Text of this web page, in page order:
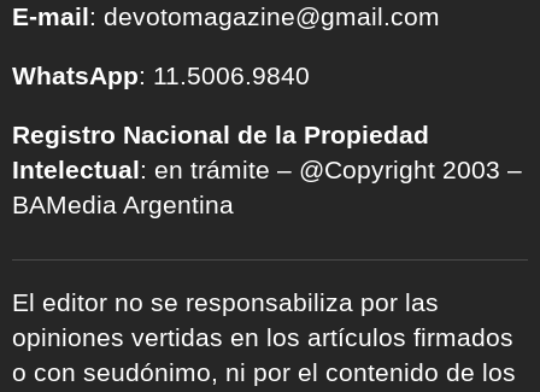
E-mail: devotomagazine@gmail.com
WhatsApp: 11.5006.9840
Registro Nacional de la Propiedad
Intelectual: en trámite – @Copyright 2003 –
BAMedia Argentina
El editor no se responsabiliza por las
opiniones vertidas en los artículos firmados
o con seudónimo, ni por el contenido de los